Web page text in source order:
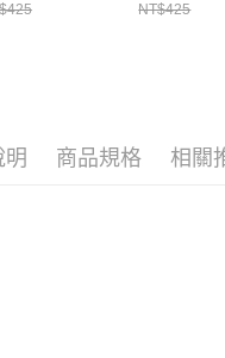
NT$425
明 商品規格 相關